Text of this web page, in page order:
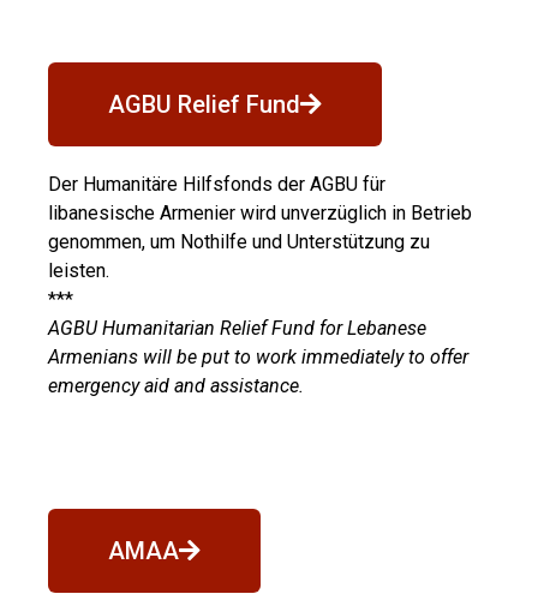
AGBU Relief Fund
Der Humanitäre Hilfsfonds der AGBU für
libanesische Armenier wird unverzüglich in Betrieb
genommen, um Nothilfe und Unterstützung zu
leisten.
***
AGBU Humanitarian Relief Fund for Lebanese
Armenians will be put to work immediately to offer
emergency aid and assistance.
AMAA